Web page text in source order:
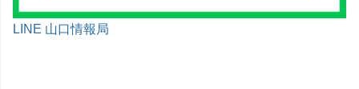
LINE 山口情報局